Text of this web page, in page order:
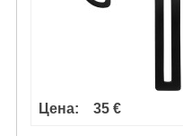
Цена: 35 €